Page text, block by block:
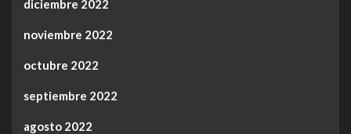
diciembre 2022
noviembre 2022
octubre 2022
septiembre 2022
agosto 2022